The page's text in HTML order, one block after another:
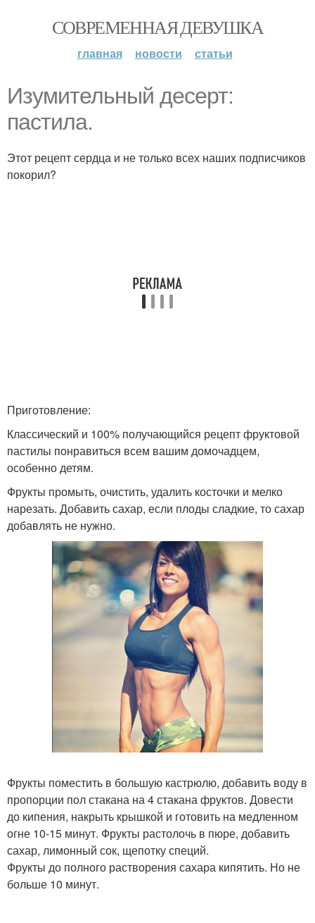
СОВРЕМЕННАЯ ДЕВУШКА
главная новости статьи
Изумительный десерт:
пастила.
Этот рецепт сердца и не только всех наших подписчиков
покорил?
Приготовление:
Классический и 100% получающийся рецепт фруктовой
пастилы понравиться всем вашим домочадцем,
особенно детям.
Фрукты промыть, очистить, удалить косточки и мелко
нарезать. Добавить сахар, если плоды сладкие, то сахар
добавлять не нужно.
Фрукты поместить в большую кастрюлю, добавить воду в
пропорции пол стакана на 4 стакана фруктов. Довести
до кипения, накрыть крышкой и готовить на медленном
огне 10-15 минут. Фрукты растолочь в пюре, добавить
сахар, лимонный сок, щепотку специй.
Фрукты до полного растворения сахара кипятить. Но не
больше 10 минут.